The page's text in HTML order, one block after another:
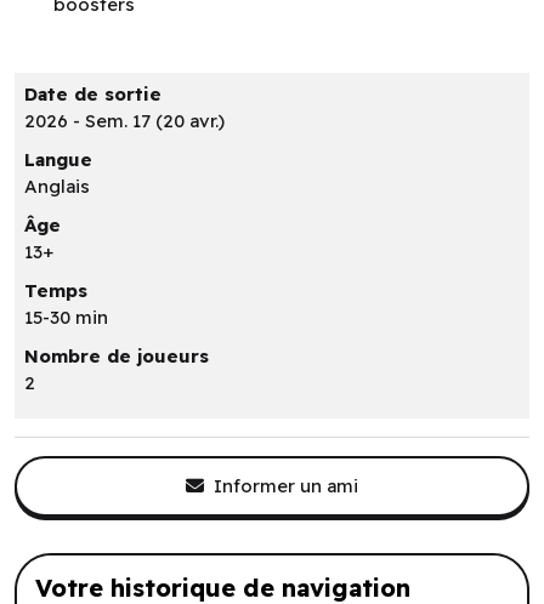
Date de sortie
2026 - Sem. 17 (20 avr.)
Langue
Anglais
Âge
13+
Temps
15-30 min
Nombre de joueurs
2
Informer un ami
Votre historique de navigation